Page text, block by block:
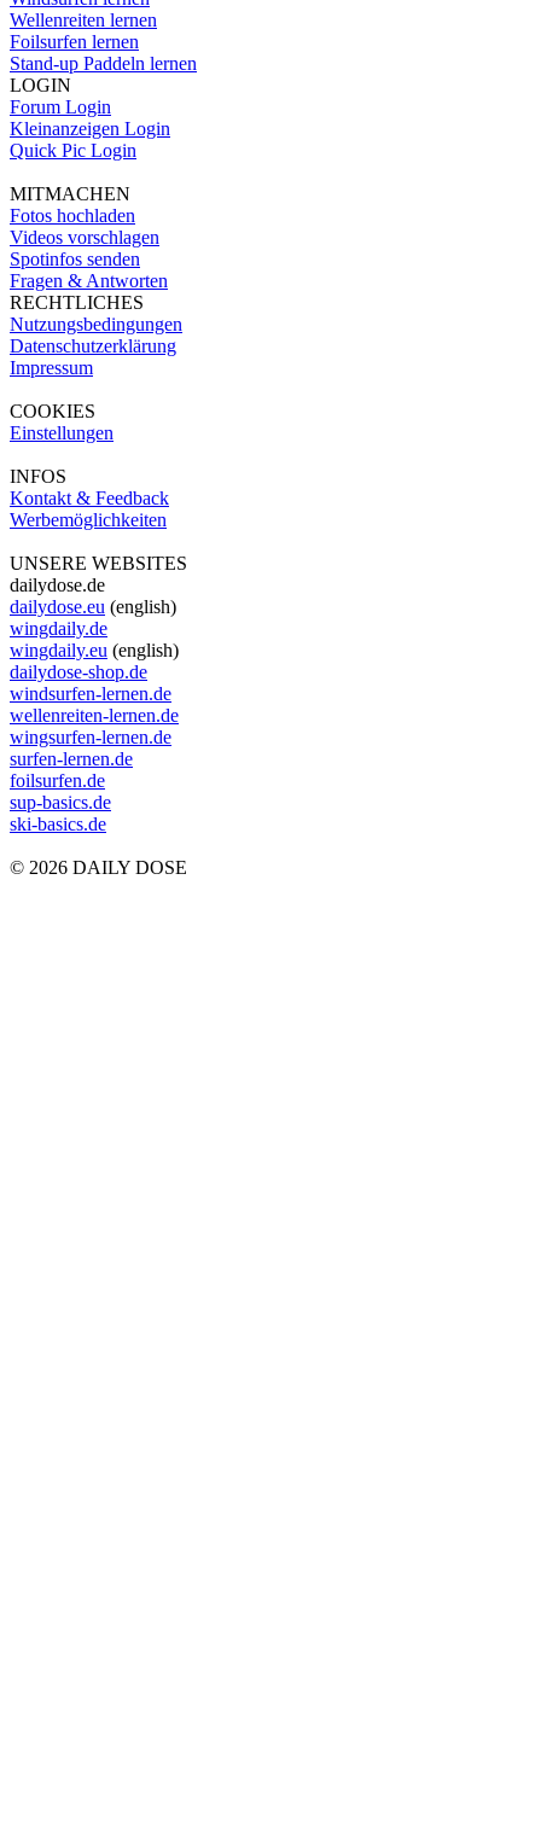
Wellenreiten lernen
Foilsurfen lernen
Stand-up Paddeln lernen
LOGIN
Forum Login
Kleinanzeigen Login
Quick Pic Login
MITMACHEN
Fotos hochladen
Videos vorschlagen
Spotinfos senden
Fragen & Antworten
RECHTLICHES
Nutzungsbedingungen
Datenschutzerklärung
Impressum
COOKIES
Einstellungen
INFOS
Kontakt & Feedback
Werbemöglichkeiten
UNSERE WEBSITES
dailydose.de
dailydose.eu (english)
wingdaily.de
wingdaily.eu (english)
dailydose-shop.de
windsurfen-lernen.de
wellenreiten-lernen.de
wingsurfen-lernen.de
surfen-lernen.de
foilsurfen.de
sup-basics.de
ski-basics.de
© 2026 DAILY DOSE